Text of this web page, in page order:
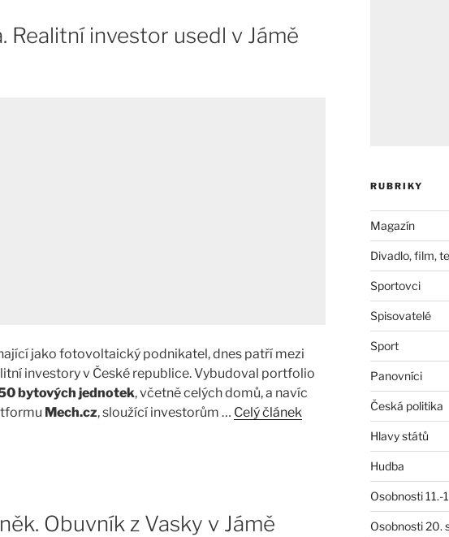
Realitní investor usedl v Jámě
jako fotovoltaický podnikatel, dnes patří mezi
investory v České republice. Vybudoval portfolio
bytových jednotek, včetně celých domů, a navíc
Mech.cz, sloužící investorům … Celý článek
Obuvník z Vasky v Jámě
RUBRIKY
Magazín
Divadlo, film,
Sportovci
Spisovatelé
Sport
Panovníci
Česká politika
Hlavy států
Hudba
Osobnosti 11.-
Osobnosti 20.